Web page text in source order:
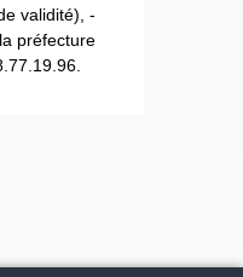
validité), -
préfecture